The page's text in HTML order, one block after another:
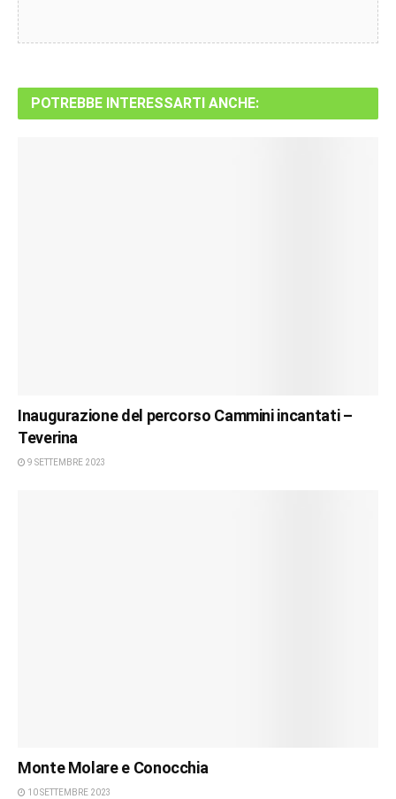
POTREBBE INTERESSARTI ANCHE:
Inaugurazione del percorso Cammini incantati –
Teverina
9 SETTEMBRE 2023
Monte Molare e Conocchia
10 SETTEMBRE 2023